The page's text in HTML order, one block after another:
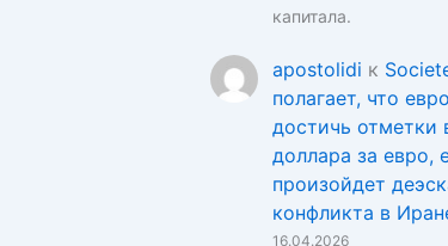
капитала.
apostolidi к
полагает, что
достичь отметки
доллара за евро,
произойдет
конфликта в
16.04.2026